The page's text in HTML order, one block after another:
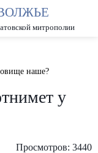
А А
митрополии
наше?
у
Просмотров: 3440